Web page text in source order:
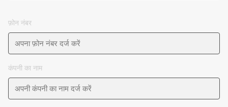
फ़ोन नंबर
कंपनी का नाम